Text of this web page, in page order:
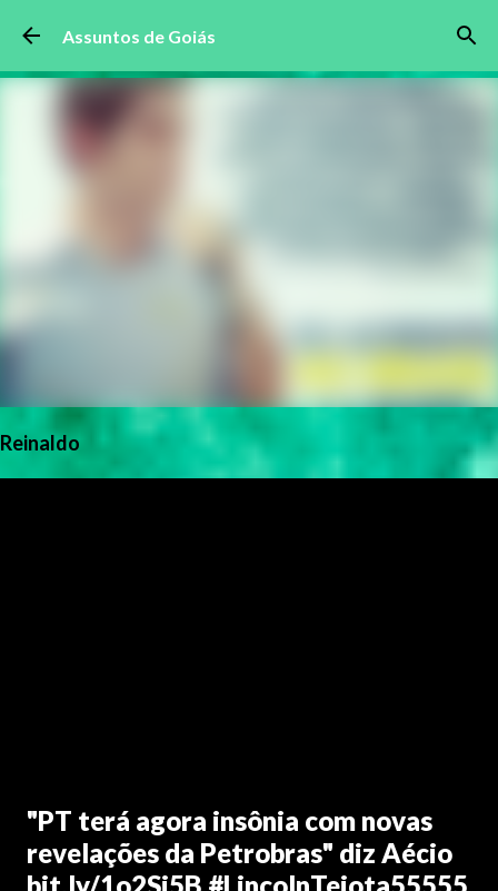
Pular para o conteúdo principal
Assuntos de Goiás
Reinaldo
"PT terá agora insônia com novas
revelações da Petrobras" diz Aécio